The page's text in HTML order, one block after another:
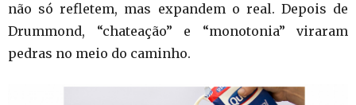
não só refletem, mas expandem o real. Depois de
Drummond, “chateação” e “monotonia” viraram
pedras no meio do caminho.